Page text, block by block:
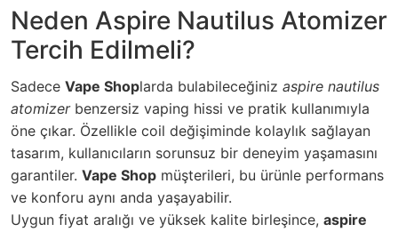
Neden Aspire Nautilus Atomizer
Tercih Edilmeli?
Sadece Vape Shoplarda bulabileceğiniz aspire nautilus
atomizerbenzersiz vaping hissi ve pratik kullanımıyla
öne çıkar. Özellikle coil değişiminde kolaylık sağlayan
tasarım, kullanıcıların sorunsuz bir deneyim yaşamasını
garantiler. Vape Shop müşterileri, bu ürünle performans
ve konforu aynı anda yaşayabilir.
Uygun fiyat aralığı ve yüksek kalite birleşince, aspire